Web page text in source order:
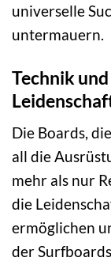
universelle
untermauern.
Technik
Die Boards,
all die
mehr als nur
die
ermöglichen
der